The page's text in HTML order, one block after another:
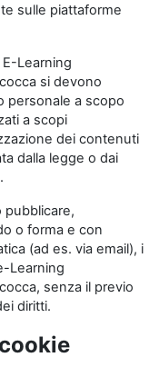
sulle piattaforme
Learning
si devono
personale a scopo
a scopi
dei contenuti
dalla legge o dai
pubblicare,
o forma e con
(ad es. via email), i
Learning
senza il previo
diritti.